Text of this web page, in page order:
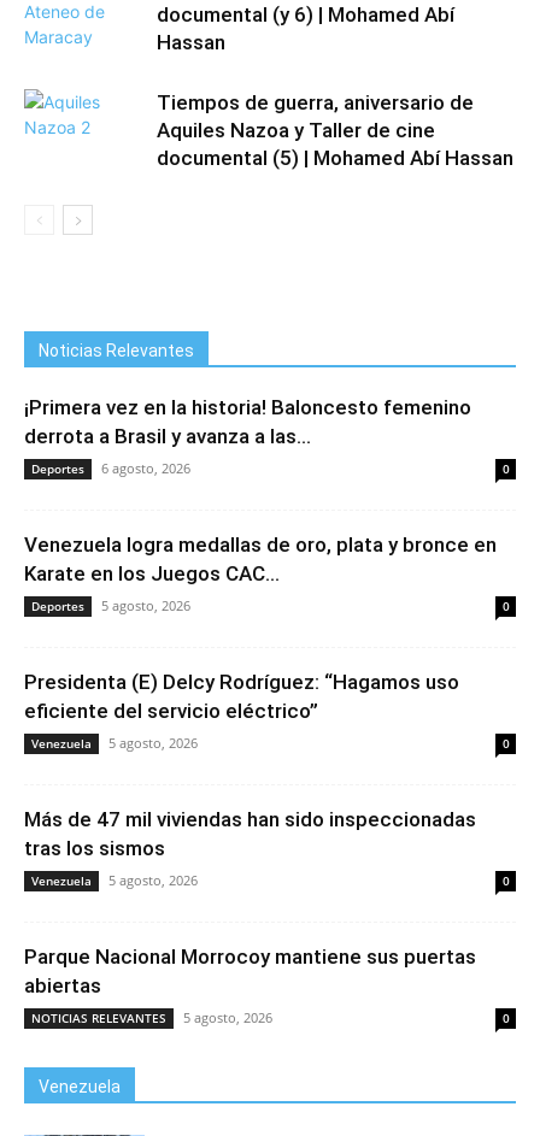
documental (y 6) | Mohamed Abí
Hassan
Tiempos de guerra, aniversario de
Aquiles Nazoa y Taller de cine
documental (5) | Mohamed Abí Hassan
Noticias Relevantes
¡Primera vez en la historia! Baloncesto femenino
derrota a Brasil y avanza a las...
Deportes 6 agosto, 2026 0
Venezuela logra medallas de oro, plata y bronce en
Karate en los Juegos CAC...
Deportes 5 agosto, 2026 0
Presidenta (E) Delcy Rodríguez: “Hagamos uso
eficiente del servicio eléctrico”
Venezuela 5 agosto, 2026 0
Más de 47 mil viviendas han sido inspeccionadas
tras los sismos
Venezuela 5 agosto, 2026 0
Parque Nacional Morrocoy mantiene sus puertas
abiertas
NOTICIAS RELEVANTES 5 agosto, 2026 0
Venezuela